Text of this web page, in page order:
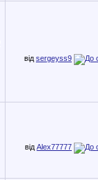
від sergeyss9
від Alex77777